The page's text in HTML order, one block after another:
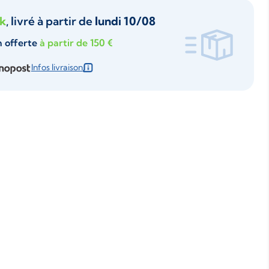
, livré à partir de lundi 10/08
offerteà partir de 150 €
Infos livraison